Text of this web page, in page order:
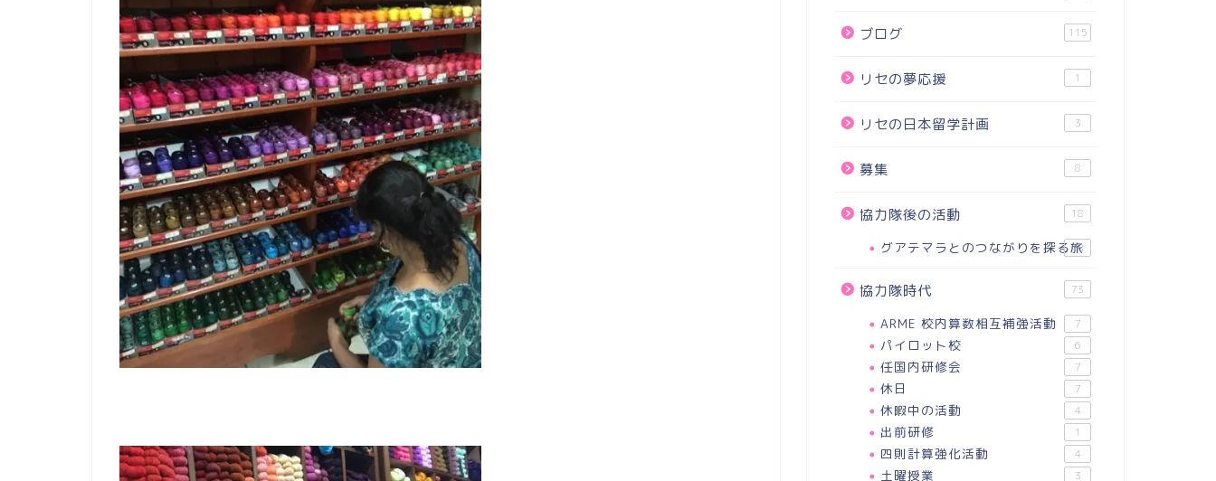
ブログ 115
リセの夢応援 1
リセの日本留学計画 3
募集 8
協力隊後の活動 18
グアテマラとのつながりを探る旅
18
協力隊時代 73
ARME 校内算数相互補強活動 7
パイロット校 6
任国内研修会 7
休日 7
休暇中の活動 4
出前研修 1
四則計算強化活動 4
土曜授業 3